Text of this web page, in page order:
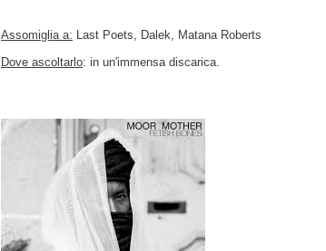
Assomiglia a: Last Poets, Dalek, Matana Roberts
Dove ascoltarlo: in un'immensa discarica.